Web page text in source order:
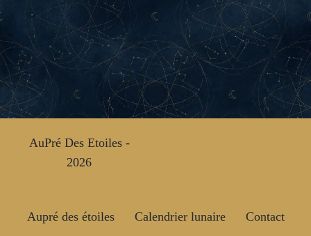
AuPré Des Etoiles -
2026
Aupré des étoiles Calendrier lunaire Contact